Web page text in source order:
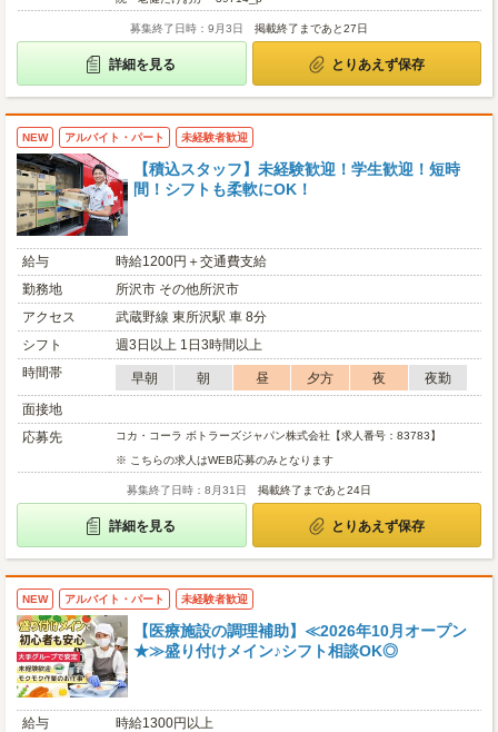
募集終了日時：9月3日 掲載終了まであと27日
詳細を見る とりあえず保存
NEW アルバイト・パート 未経験者歓迎
【積込スタッフ】未経験歓迎！学生歓迎！短時
間！シフトも柔軟にOK！
給与
時給1200円＋交通費支給
勤務地
所沢市 その他所沢市
アクセス
武蔵野線 東所沢駅 車 8分
シフト
週3日以上 1日3時間以上
時間帯
早朝 朝 昼 夕方 夜
夜勤
面接地
応募先
コカ・コーラ ボトラーズジャパン株式会社【求人番号：83783】
※ こちらの求人はWEB応募のみとなります
募集終了日時：8月31日 掲載終了まであと24日
詳細を見る とりあえず保存
NEW アルバイト・パート 未経験者歓迎
【医療施設の調理補助】≪2026年10月オープン
★≫盛り付けメイン♪シフト相談OK◎
給与
時給1300円以上